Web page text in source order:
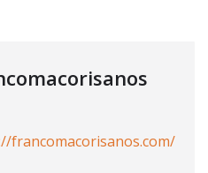
francomacorisanos.com/